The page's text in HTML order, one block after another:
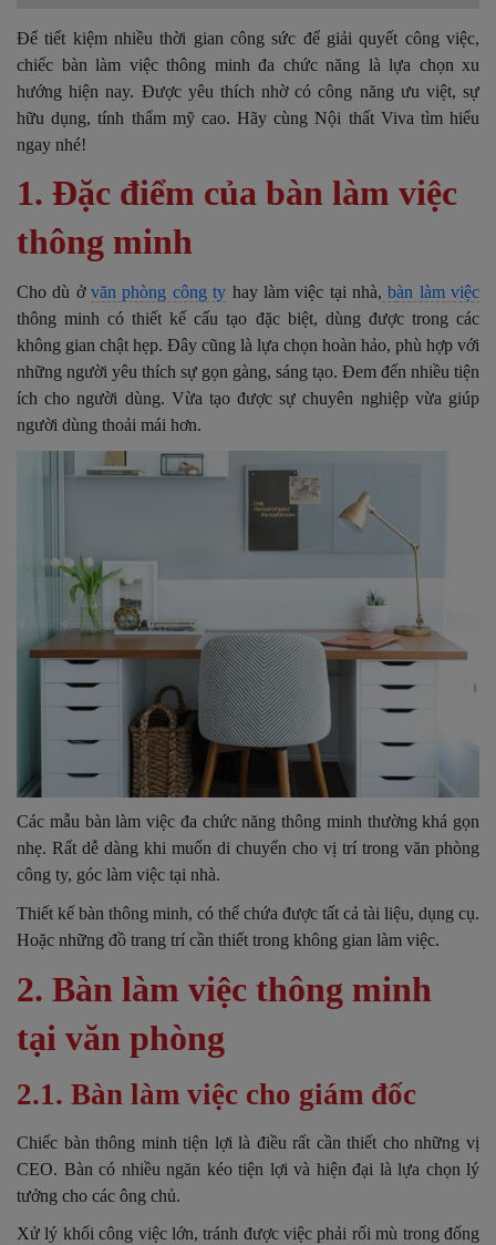
Để tiết kiệm nhiều thời gian công sức để giải quyết công việc,
chiếc bàn làm việc thông minh đa chức năng là lựa chọn xu
hướng hiện nay. Được yêu thích nhờ có công năng ưu việt, sự
hữu dụng, tính thẩm mỹ cao. Hãy cùng Nội thất Viva tìm hiểu
ngay nhé!
1. Đặc điểm của bàn làm việc
thông minh
Cho dù ởvăn phòng công ty hay làm việc tại nhà, bàn làm việc
thông minh có thiết kế cấu tạo đặc biệt, dùng được trong các
không gian chật hẹp. Đây cũng là lựa chọn hoàn hảo, phù hợp với
những người yêu thích sự gọn gàng, sáng tạo. Đem đến nhiều tiện
ích cho người dùng. Vừa tạo được sự chuyên nghiệp vừa giúp
người dùng thoải mái hơn.
Các mẫu bàn làm việc đa chức năng thông minh thường khá gọn
nhẹ. Rất dễ dàng khi muốn di chuyển cho vị trí trong văn phòng
công ty, góc làm việc tại nhà.
Thiết kế bàn thông minh, có thể chứa được tất cả tài liệu, dụng cụ.
Hoặc những đồ trang trí cần thiết trong không gian làm việc.
2. Bàn làm việc thông minh
tại văn phòng
2.1. Bàn làm việc cho giám đốc
Chiếc bàn thông minh tiện lợi là điều rất cần thiết cho những vị
CEO. Bàn có nhiều ngăn kéo tiện lợi và hiện đại là lựa chọn lý
tưởng cho các ông chủ.
Xử lý khối công việc lớn, tránh được việc phải rối mù trong đống